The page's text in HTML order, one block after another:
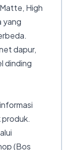
High
yang
dapur,
dinding
(Bos